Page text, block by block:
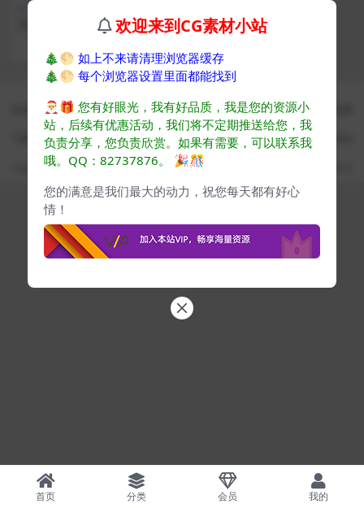
定制系统
三木-Win11专业工作站版-设
计定制系统（作者送的福利）
站内教程资源均来自公开网络收集转发而来，若侵犯了您的合法权益，请来信通
知我们，我们会及时删除，给您带来的不便，我们深表歉意
下载用户仅供学习交流，若使用商业用途，请购买正版授权，否则产生的一切后
果将由下载用户自行承担
Copyright ©www.cgyes.com · 自由学习每日提升 ·
首页 分类 会员 我的
欢迎来到CG素材小站
🎄🌕 如上不来请清理浏览器缓存
🎄🌕 每个浏览器设置里面都能找到
🎅🎁 您有好眼光，我有好品质，我是您的资源小
站，后续有优惠活动，我们将不定期推送给您，我
负责分享，您负责欣赏。如果有需要，可以联系我
哦。QQ：82737876。
🎉🎊
您的满意是我们最大的动力，祝您每天都有好心
情！